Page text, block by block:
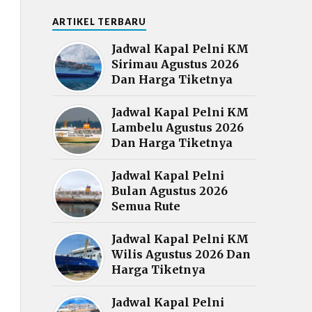
ARTIKEL TERBARU
Jadwal Kapal Pelni KM
Sirimau Agustus 2026
Dan Harga Tiketnya
Jadwal Kapal Pelni KM
Lambelu Agustus 2026
Dan Harga Tiketnya
Jadwal Kapal Pelni
Bulan Agustus 2026
Semua Rute
Jadwal Kapal Pelni KM
Wilis Agustus 2026 Dan
Harga Tiketnya
Jadwal Kapal Pelni